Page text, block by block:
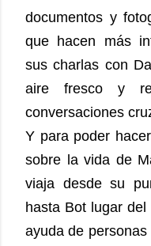
documentos y
que hacen más
sus charlas con
aire fresco y
conversaciones
Y para poder
sobre la vida de
viaja desde su
hasta Bot lugar
ayuda de